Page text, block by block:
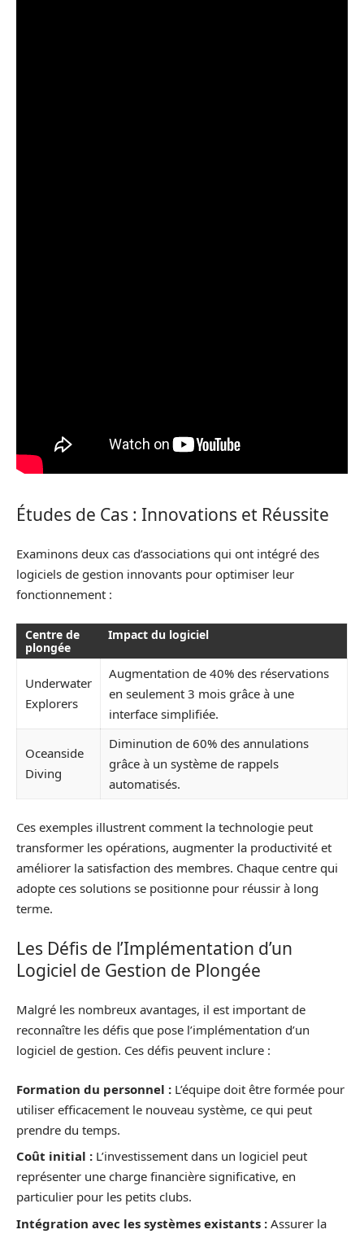
Études de Cas : Innovations et Réussite
Examinons deux cas d’associations qui ont intégré des
logiciels de gestion innovants pour optimiser leur
fonctionnement :
Centre de
plongée
Impact du logiciel
Underwater
Explorers
Augmentation de 40% des réservations
en seulement 3 mois grâce à une
interface simplifiée.
Oceanside
Diving
Diminution de 60% des annulations
grâce à un système de rappels
automatisés.
Ces exemples illustrent comment la technologie peut
transformer les opérations, augmenter la productivité et
améliorer la satisfaction des membres. Chaque centre qui
adopte ces solutions se positionne pour réussir à long
terme.
Les Défis de l’Implémentation d’un
Logiciel de Gestion de Plongée
Malgré les nombreux avantages, il est important de
reconnaître les défis que pose l’implémentation d’un
logiciel de gestion. Ces défis peuvent inclure :
Formation du personnel : L’équipe doit être formée pour
utiliser efficacement le nouveau système, ce qui peut
prendre du temps.
Coût initial : L’investissement dans un logiciel peut
représenter une charge financière significative, en
particulier pour les petits clubs.
Intégration avec les systèmes existants : Assurer la